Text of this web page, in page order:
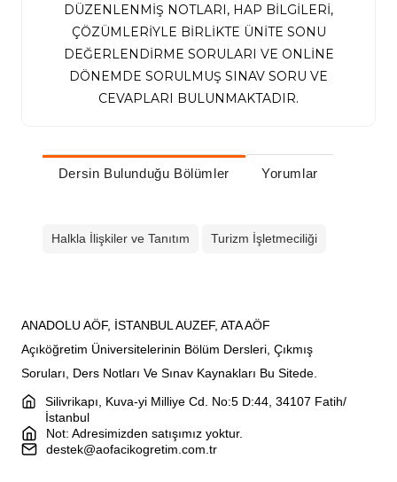
DÜZENLENMİŞ NOTLARI, HAP BİLGİLERİ,
ÇÖZÜMLERİYLE BİRLİKTE ÜNİTE SONU
DEĞERLENDİRME SORULARI VE ONLİNE
DÖNEMDE SORULMUŞ SINAV SORU VE
CEVAPLARI BULUNMAKTADIR.
Dersin Bulunduğu Bölümler Yorumlar
Halkla İlişkiler ve Tanıtım Turizm İşletmeciliği
ANADOLU AÖF, İSTANBUL AUZEF, ATA AÖF
Açıköğretim Üniversitelerinin Bölüm Dersleri, Çıkmış
Soruları, Ders Notları Ve Sınav Kaynakları Bu Sitede.
Silivrikapı, Kuva-yi Milliye Cd. No:5 D:44, 34107 Fatih/
İstanbul
Not: Adresimizden satışımız yoktur.
destek@aofacikogretim.com.tr